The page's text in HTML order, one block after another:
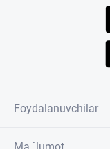
Foydalanuvchilar